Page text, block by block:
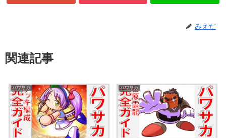
みえだ
関連記事
パワサカ パワサカ